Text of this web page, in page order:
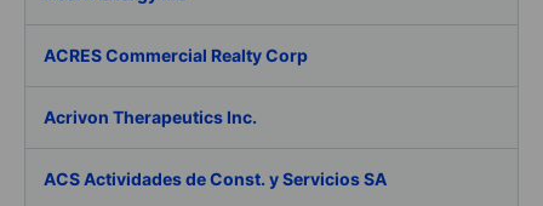
ACRES Commercial Realty Corp
Acrivon Therapeutics Inc.
ACS Actividades de Const. y Servicios SA